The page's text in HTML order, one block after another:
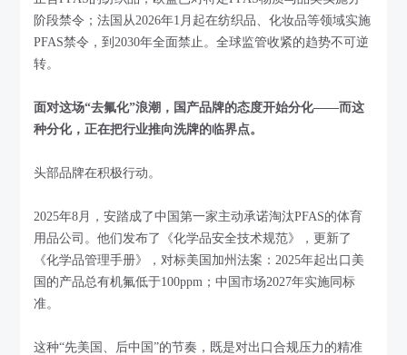
阶段禁令；法国从2026年1月起在纺织品、化妆品等领域实施
PFAS禁令，到2030年全面禁止。全球监管收紧的趋势不可逆
转。
面对这场“去氟化”浪潮，国产品牌的态度开始分化——而这
种分化，正在把行业推向洗牌的临界点。
头部品牌在积极行动。
2025年8月，安踏成了中国第一家主动承诺淘汰PFAS的体育
用品公司。他们发布了《化学品安全技术规范》，更新了
《化学品管理手册》，对标美国加州法案：2025年起出口美
国的产品总有机氟低于100ppm；中国市场2027年实施同标
准。
这种“先美国、后中国”的节奏，既是对出口合规压力的精准